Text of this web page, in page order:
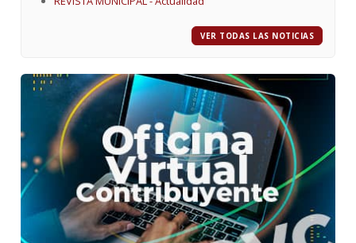
VER TODAS LAS NOTICIAS